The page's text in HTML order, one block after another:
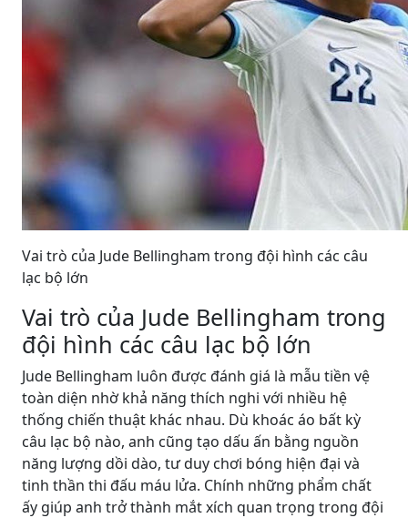
Vai trò của Jude Bellingham trong đội hình các câu
lạc bộ lớn
Vai trò của Jude Bellingham trong
đội hình các câu lạc bộ lớn
Jude Bellingham luôn được đánh giá là mẫu tiền vệ
toàn diện nhờ khả năng thích nghi với nhiều hệ
thống chiến thuật khác nhau. Dù khoác áo bất kỳ
câu lạc bộ nào, anh cũng tạo dấu ấn bằng nguồn
năng lượng dồi dào, tư duy chơi bóng hiện đại và
tinh thần thi đấu máu lửa. Chính những phẩm chất
ấy giúp anh trở thành mắt xích quan trọng trong đội